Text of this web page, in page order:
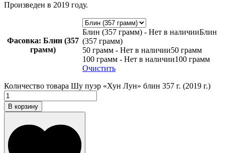
Произведен в 2019 году.
Фасовка: Блин (357
грамм)
Блин (357 грамм) - Нет в наличииБлин
(357 грамм)
50 грамм - Нет в наличии50 грамм
100 грамм - Нет в наличии100 грамм
Очистить
Количество товара Шу пуэр «Хун Лун» блин 357 г. (2019 г.)
В корзину